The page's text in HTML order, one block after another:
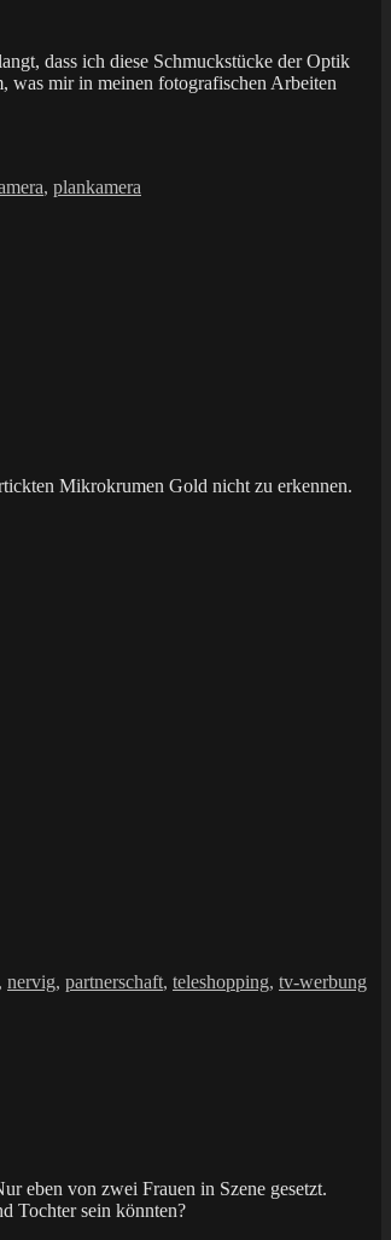
dass ich diese Schmuckstücke der Optik
was mir in meinen fotografischen Arbeiten
, plankamera
Mikrokrumen Gold nicht zu erkennen.
, nervig, partnerschaft, teleshopping, tv-werbung
eben von zwei Frauen in Szene gesetzt.
Tochter sein könnten?